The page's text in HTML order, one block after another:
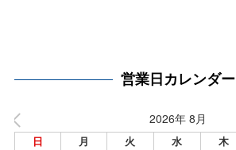
営業日カレンダー
2026年 8月
日 月 火 水 木